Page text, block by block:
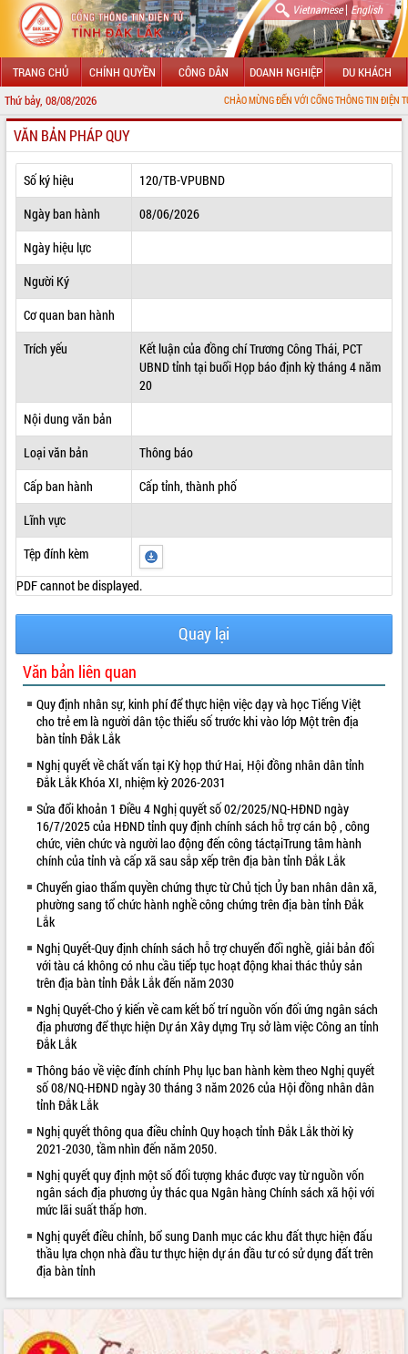
Vietnamese| English
TRANG CHỦ CHÍNH QUYỀN CÔNG DÂN DOANH NGHIỆP DU KHÁCH
Thứ bảy, 08/08/2026 CHÀO MỪNG ĐẾN VỚI CỔNG THÔNG TIN ĐIỆN TỬ TỈNH ĐẮK
GIỚI THIỆU
LÃNH ĐẠO UBND TỈNH
TIN TỨC SỰ KIỆN
SỞ, BAN, NGÀNH
UBND CÁC XÃ, PHƯỜNG
THÔNG TIN CHỈ ĐẠO ĐIỀU HÀNH
HỆ THỐNG VĂN BẢN
ĐIỂM TIN VĂN BẢN
QUY HOẠCH - KẾ HOẠCH
VIDEO
Khám bệnh, cấp phát thuốc miễn phí
và tặng quà người dân xã Cư Pui
Hội nghị UBND tỉnh Đắk Lắk thường kỳ
tháng 7/2026
Lễ truy tặng danh hiệu “Bà Mẹ Việt
Nam Anh hùng” và trao Huân chương
Lao động
UBND tỉnh Đắk Lắk triển khai nhiệm
vụ 6 tháng cuối năm 2026
Kỳ họp thứ Hai, Hội đồng nhân dân
tỉnh khóa XI quyết nghị nhiều nội dung
quan trọng
Bí thư Tỉnh ủy Lương Nguyễn Minh
cách mạng
Rà soát, hoàn thiện hệ thống thiết chế
văn hóa, thể thao đáp ứng yêu cầu
phát triển mới
Thường trực HĐND tỉnh Đắk Lắk gặp
mặt Đoàn chuyên gia y tế TP. Hồ Chí
Minh
tại Nghĩa trang Liệt sĩ xã Sơn Hòa
ALBUM ẢNH
VĂN BẢN PHÁP QUY
Số ký hiệu
120/TB-VPUBND
Ngày ban hành
08/06/2026
Ngày hiệu lực
Người Ký
Cơ quan ban hành
Trích yếu
Kết luận của đồng chí Trương Công Thái, PCT
UBND tỉnh tại buổi Họp báo định kỳ tháng 4 năm
20
Nội dung văn bản
Loại văn bản
Thông báo
Cấp ban hành
Cấp tỉnh, thành phố
Lĩnh vực
Tệp đính kèm
PDF cannot be displayed.
Quay lại
Văn bản liên quan
Quy định nhân sự, kinh phí để thực hiện việc dạy và học Tiếng Việt
cho trẻ em là người dân tộc thiểu số trước khi vào lớp Một trên địa
bàn tỉnh Đắk Lắk
Nghị quyết về chất vấn tại Kỳ họp thứ Hai, Hội đồng nhân dân tỉnh
Đắk Lắk Khóa XI, nhiệm kỳ 2026-2031
Sửa đổi khoản 1 Điều 4 Nghị quyết số 02/2025/NQ-HĐND ngày
16/7/2025 của HĐND tỉnh quy định chính sách hỗ trợ cán bộ , công
chức, viên chức và người lao động đến công táctạiTrung tâm hành
chính của tỉnh và cấp xã sau sắp xếp trên địa bàn tỉnh Đắk Lắk
Chuyển giao thẩm quyền chứng thực từ Chủ tịch Ủy ban nhân dân xã,
phường sang tổ chức hành nghề công chứng trên địa bàn tỉnh Đắk
Lắk
Nghị Quyết-Quy định chính sách hỗ trợ chuyển đổi nghề, giải bản đối
với tàu cá không có nhu cầu tiếp tục hoạt động khai thác thủy sản
trên địa bàn tỉnh Đắk Lắk đến năm 2030
Nghị Quyết-Cho ý kiến về cam kết bố trí nguồn vốn đối ứng ngân sách
địa phương để thực hiện Dự án Xây dựng Trụ sở làm việc Công an tỉnh
Đắk Lắk
Thông báo về việc đính chính Phụ lục ban hành kèm theo Nghị quyết
số 08/NQ-HĐND ngày 30 tháng 3 năm 2026 của Hội đồng nhân dân
tỉnh Đắk Lắk
Nghị quyết thông qua điều chỉnh Quy hoạch tỉnh Đắk Lắk thời kỳ
2021-2030, tầm nhìn đến năm 2050.
Nghị quyết quy định một số đối tượng khác được vay từ nguồn vốn
ngân sách địa phương ủy thác qua Ngân hàng Chính sách xã hội với
mức lãi suất thấp hơn.
Nghị quyết điều chỉnh, bổ sung Danh mục các khu đất thực hiện đấu
thầu lựa chọn nhà đầu tư thực hiện dự án đầu tư có sử dụng đất trên
địa bàn tỉnh